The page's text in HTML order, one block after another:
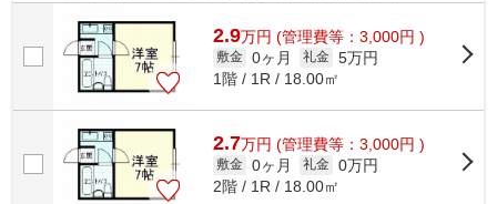
2.9万円 (管理費等：3,000円 )
敷金 0ヶ月 礼金 5万円
1階 / 1R / 18.00㎡
2.7万円 (管理費等：3,000円 )
敷金 0ヶ月 礼金 0万円
2階 / 1R / 18.00㎡